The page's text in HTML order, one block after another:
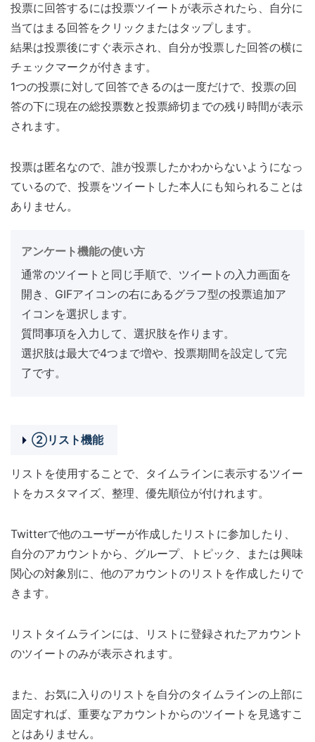
投票に回答するには投票ツイートが表示されたら、自分に
当てはまる回答をクリックまたはタップします。
結果は投票後にすぐ表示され、自分が投票した回答の横に
チェックマークが付きます。
1つの投票に対して回答できるのは一度だけで、投票の回
答の下に現在の総投票数と投票締切までの残り時間が表示
されます。
投票は匿名なので、誰が投票したかわからないようになっ
ているので、投票をツイートした本人にも知られることは
ありません。
アンケート機能の使い方
通常のツイートと同じ手順で、ツイートの入力画面を
開き、GIFアイコンの右にあるグラフ型の投票追加ア
イコンを選択します。
質問事項を入力して、選択肢を作ります。
選択肢は最大で4つまで増や、投票期間を設定して完
了です。
②リスト機能
リストを使用することで、タイムラインに表示するツイー
トをカスタマイズ、整理、優先順位が付けれます。
Twitterで他のユーザーが作成したリストに参加したり、
自分のアカウントから、グループ、トピック、または興味
関心の対象別に、他のアカウントのリストを作成したりで
きます。
リストタイムラインには、リストに登録されたアカウント
のツイートのみが表示されます。
また、お気に入りのリストを自分のタイムラインの上部に
固定すれば、重要なアカウントからのツイートを見逃すこ
とはありません。